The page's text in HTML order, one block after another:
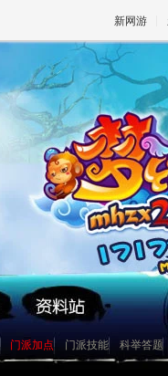
新网游
门派加点 门派技能 科举答题
镇妖抓鬼心得打法及要点
史上最牛宠物宝宝资料大全
如何获得幼年菜刀兔宝宝[最
[寂寞姐]教你平民赚钱心得
关于公测后物价的一些猜想
圣巫抓鬼心得 封怪顺序很重要
天音60技能涅��咒测试
合理使用收费道具(修炼丹)
关于BB化资质化悟性
赚钱大秘籍 不贱不商，无奸不
梦幻诛仙称谓属性汇总及获得